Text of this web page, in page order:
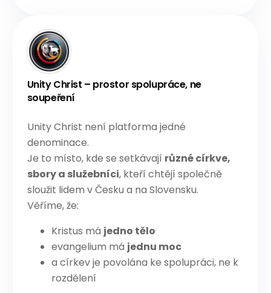
Unity Christ – prostor spolupráce, ne
soupeření
Unity Christ není platforma jedné
denominace.
Je to místo, kde se setkávají různé církve,
sbory a služebníci, kteří chtějí společně
sloužit lidem v Česku a na Slovensku.
Věříme, že:
Kristus má jedno tělo
evangelium má jednu moc
a církev je povolána ke spolupráci, ne k
rozdělení